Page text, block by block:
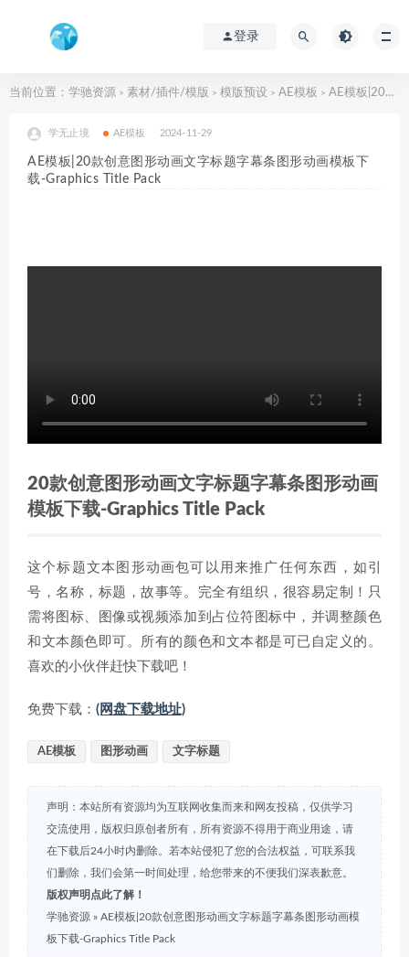
登录
当前位置： 学驰资源 > 素材/插件/模版 > 模版预设 > AE模板 > AE模板|20款创意图形动画文字标题字幕条图形动画模板下载-Graphics Title Pack
学无止境 AE模板 2024-11-29
AE模板|20款创意图形动画文字标题字幕条图形动画模板下
载-Graphics Title Pack
20款创意图形动画文字标题字幕条图形动画
模板下载-Graphics Title Pack
这个标题文本图形动画包可以用来推广任何东西，如引
号，名称，标题，故事等。完全有组织，很容易定制！只
需将图标、图像或视频添加到占位符图标中，并调整颜色
和文本颜色即可。所有的颜色和文本都是可已自定义的。
喜欢的小伙伴赶快下载吧！
免费下载： (网盘下载地址)
AE模板 图形动画 文字标题
声明：本站所有资源均为互联网收集而来和网友投稿，仅供学习
交流使用，版权归原创者所有，所有资源不得用于商业用途，请
在下载后24小时内删除。若本站侵犯了您的合法权益，可联系我
们删除，我们会第一时间处理，给您带来的不便我们深表歉意。
版权声明点此了解！
学驰资源 » AE模板|20款创意图形动画文字标题字幕条图形动画模
板下载-Graphics Title Pack